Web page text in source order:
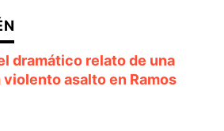
dramático relato de una
asalto en Ramos